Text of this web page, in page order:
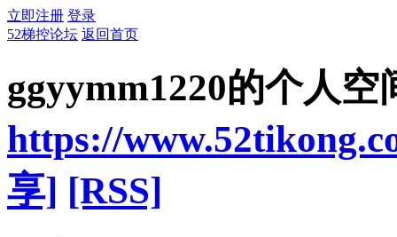
立即注册 登录
52梯控论坛 返回首页
ggyymm1220的个人空
https://
享] [RSS]